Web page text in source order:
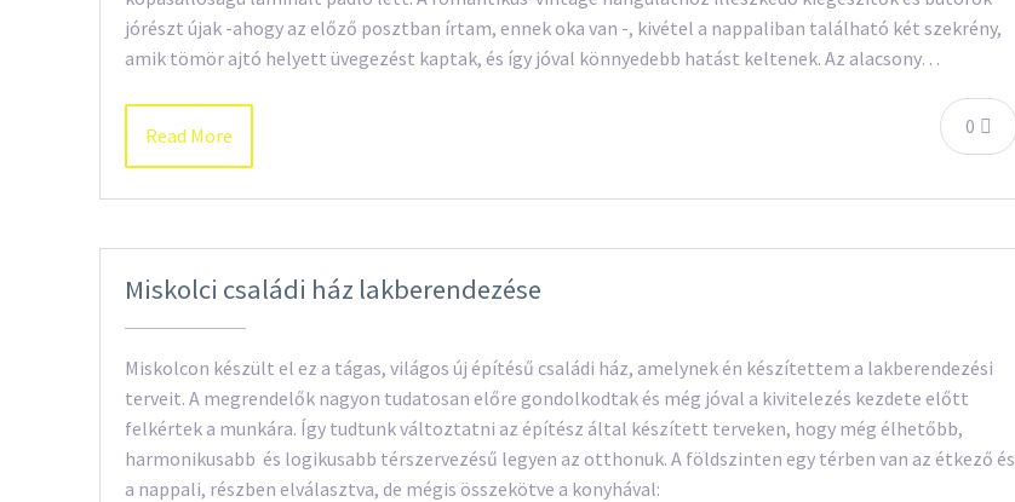
jórészt újak -ahogy az előző posztban írtam, ennek oka van -, kivétel a nappaliban található két szekrény,
amik tömör ajtó helyett üvegezést kaptak, és így jóval könnyedebb hatást keltenek. Az alacsony…
0
Read More
Miskolci családi ház lakberendezése
Miskolcon készült el ez a tágas, világos új építésű családi ház, amelynek én készítettem a lakberendezési
terveit. A megrendelők nagyon tudatosan előre gondolkodtak és még jóval a kivitelezés kezdete előtt
felkértek a munkára. Így tudtunk változtatni az építész által készített terveken, hogy még élhetőbb,
harmonikusabb és logikusabb térszervezésű legyen az otthonuk. A földszinten egy térben van az étkező és
a nappali, részben elválasztva, de mégis összekötve a konyhával: